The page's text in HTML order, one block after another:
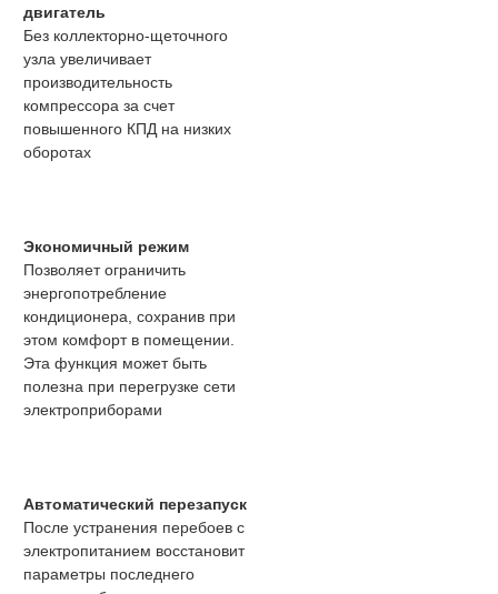
двигатель
Без коллекторно-щеточного
узла увеличивает
производительность
компрессора за счет
повышенного КПД на низких
оборотах
Экономичный режим
Позволяет ограничить
энергопотребление
кондиционера, сохранив при
этом комфорт в помещении.
Эта функция может быть
полезна при перегрузке сети
электроприборами
Автоматический перезапуск
После устранения перебоев с
электропитанием восстановит
параметры последнего